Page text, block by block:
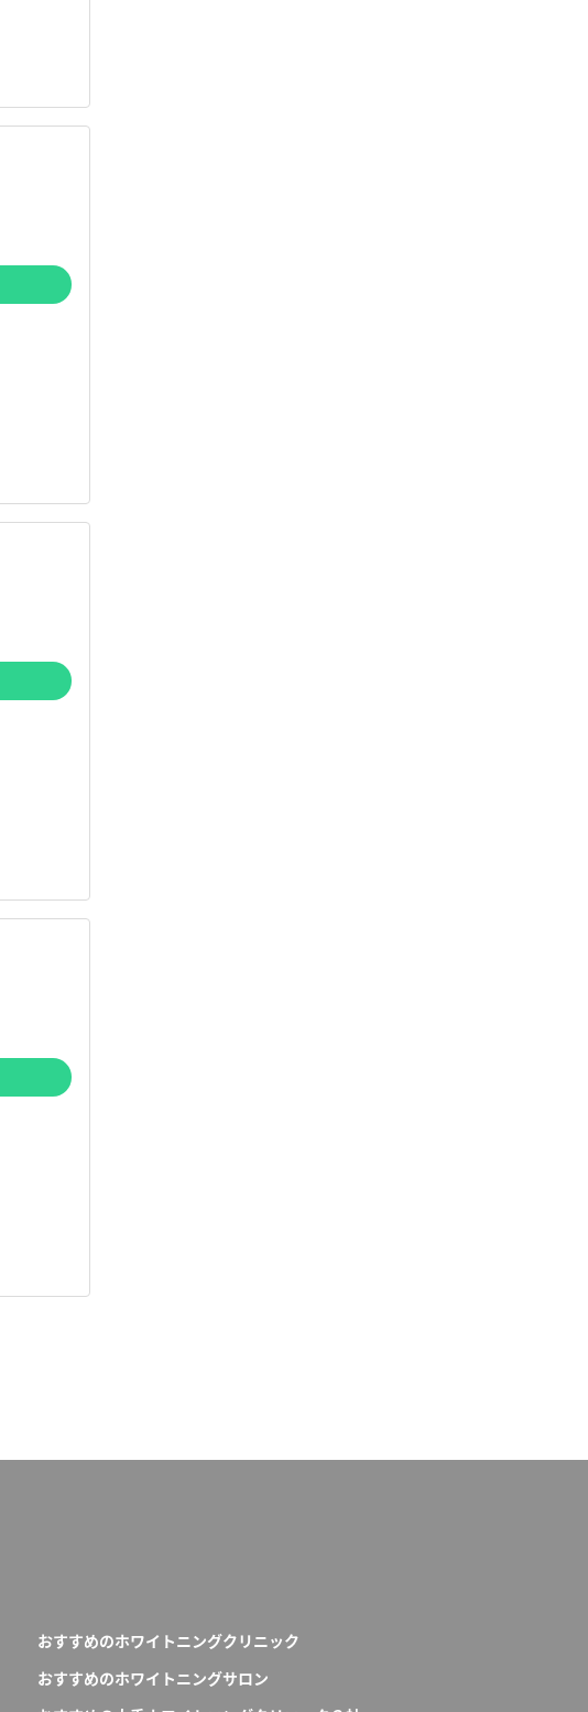
おすすめのホワイトニングクリニック
おすすめのホワイトニングサロン